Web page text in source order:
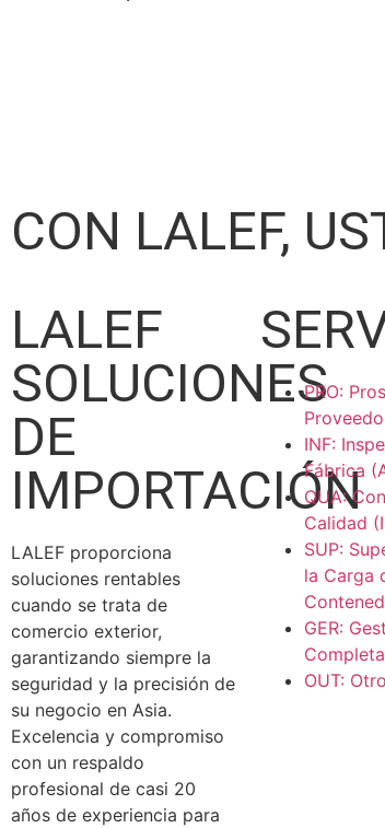
CON LALEF,
LALEF
SOLUCIONES
DE
IMPORTACIÓN
LALEF proporciona
soluciones rentables
cuando se trata de
comercio exterior,
garantizando siempre la
seguridad y la precisión de
su negocio en Asia.
Excelencia y compromiso
con un respaldo
profesional de casi 20
años de experiencia para
PRO:
INF:
Fábrica
QUA:
Calidad
SUP:
la Carga
GER:
Completa
OUT: